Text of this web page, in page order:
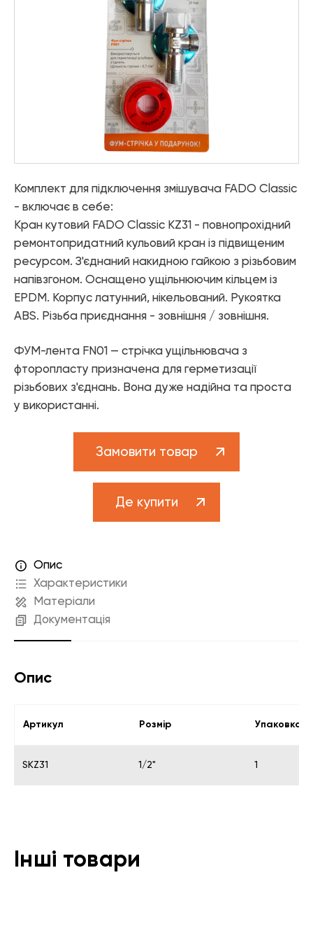
Елементи управління мікрокліматом
Котельне обладнання
Змішувачі для ванної
Змішувачі для кухні
Аксесуари для ванної і кухні
Комплект для підключення змішувача FADO Classic
- включає в себе:
Кран кутовий FADO Classic KZ31 - повнопрохідний
ремонтопридатний кульовий кран із підвищеним
ресурсом. З'єднаний накидною гайкою з різьбовим
напівзгоном. Оснащено ущільнюючим кільцем із
EPDM. Корпус латунний, нікельований. Рукоятка
ABS. Різьба приєднання - зовнішня / зовнішня.
ФУМ-лента FN01 — стрічка ущільнювача з
фторопласту призначена для герметизації
різьбових з'єднань. Вона дуже надійна та проста
у використанні.
Замовити товар
Де купити
Опис
Характеристики
Матеріали
Документація
Опис
Артикул Розмір Упаковка
SKZ31 1/2" 1
Інші товари